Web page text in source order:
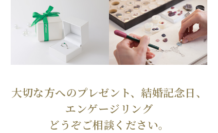
大切な方へのプレゼント、結婚記念日、
エンゲージリング
どうぞご相談ください。